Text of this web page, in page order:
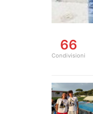
66
Condivisioni